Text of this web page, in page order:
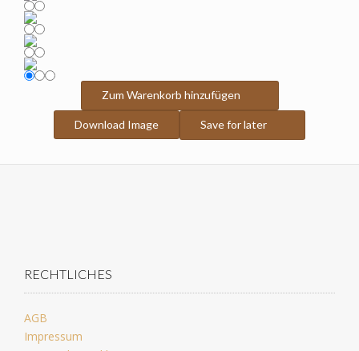
Zum Warenkorb hinzufügen
Download Image Save for later
RECHTLICHES
AGB
Impressum